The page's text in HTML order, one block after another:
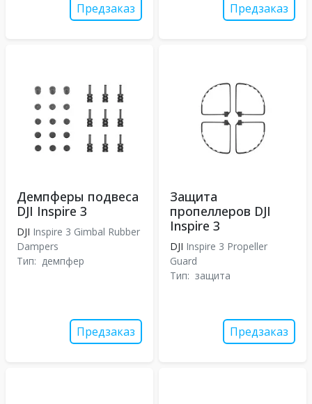
Предзаказ Предзаказ
Демпферы подвеса
DJI Inspire 3
DJI Inspire 3 Gimbal Rubber
Dampers
Тип: демпфер
Предзаказ
Защита
пропеллеров DJI
Inspire 3
DJI Inspire 3 Propeller
Guard
Тип: защита
Предзаказ